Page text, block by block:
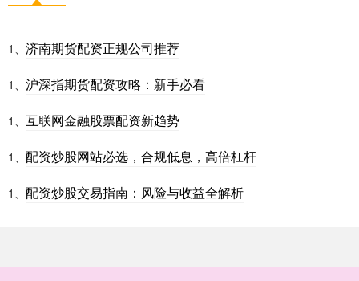
1、 济南期货配资正规公司推荐
1、 沪深指期货配资攻略：新手必看
1、 互联网金融股票配资新趋势
1、 配资炒股网站必选，合规低息，高倍杠杆
1、 配资炒股交易指南：风险与收益全解析